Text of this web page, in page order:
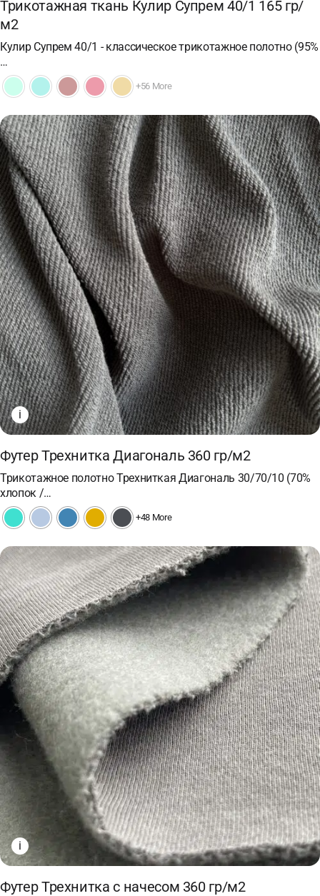
Трикотажная ткань Кулир Супрем 40/1 165 гр/
м2
Кулир Супрем 40/1 - классическое трикотажное полотно (95%
…
+56 More
i
Футер Трехнитка Диагональ 360 гр/м2
Трикотажное полотно Трехниткая Диагональ 30/70/10 (70%
хлопок /…
+48 More
i
Футер Трехнитка с начесом 360 гр/м2